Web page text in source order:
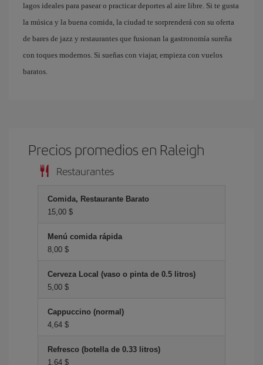
lagos ideales para pasear o practicar deportes al aire libre. Si te gusta
la música y la buena comida, la ciudad te sorprenderá con su oferta
de bares de jazz y restaurantes que fusionan la gastronomía sureña
con toques modernos. Si sueñas con viajar, empieza con vuelos
baratos.
Precios promedios en Raleigh
Restaurantes
Comida, Restaurante Barato
15,00 $
Menú comida rápida
8,00 $
Cerveza Local (vaso o pinta de 0.5 litros)
5,00 $
Cappuccino (normal)
4,64 $
Refresco (botella de 0.33 litros)
1,64 $